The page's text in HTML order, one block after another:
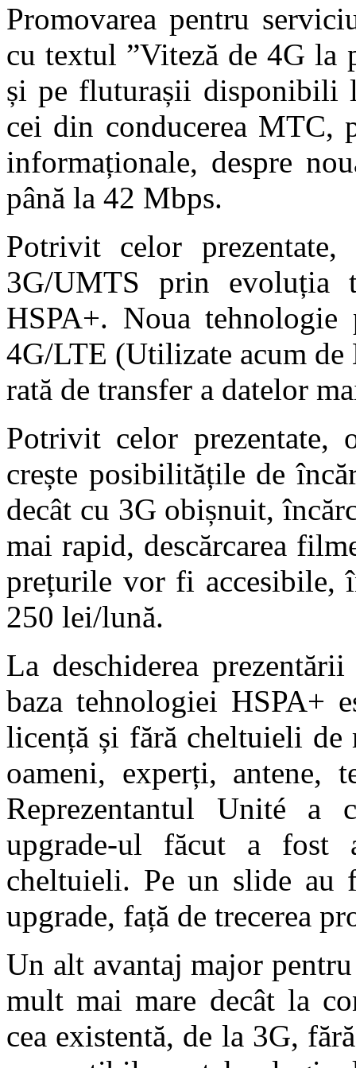
Promovarea pentru
cu textul ”Viteză de 4G la
și pe fluturașii disponibili
cei din conducerea
informaționale, despre
până la 42 Mbps.
Potrivit celor
3G/UMTS prin evoluția
HSPA+. Noua
4G/LTE (Utilizate acum
rată de transfer a datelor
Potrivit celor prezentate,
crește posibilitățile de
decât cu 3G obișnuit,
mai rapid, descărcarea
prețurile vor fi accesibile,
250 lei/lună.
La deschiderea
baza tehnologiei HSPA+
licență și fără cheltuieli de
oameni, experți, antene,
Reprezentantul Unité a
upgrade-ul făcut a fost
cheltuieli. Pe un slide au
upgrade, față de trecerea
Un alt avantaj major
mult mai mare decât la
cea existentă, de la 3G,